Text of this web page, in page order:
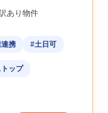
あり物件
携 #土日可
ップ